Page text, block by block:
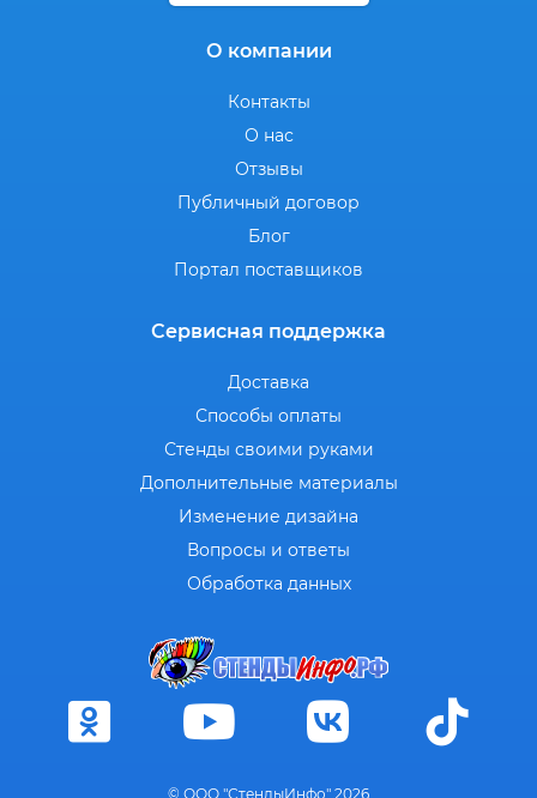
О компании
Контакты
О нас
Отзывы
Публичный договор
Блог
Портал поставщиков
Сервисная поддержка
Доставка
Способы оплаты
Стенды своими руками
Дополнительные материалы
Изменение дизайна
Вопросы и ответы
Обработка данных
© ООО "СтендыИнфо" 2026